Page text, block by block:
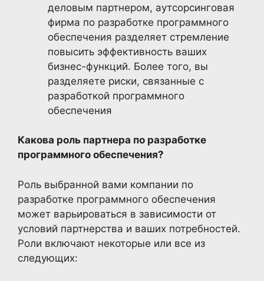
деловым партнером, аутсорсинговая
фирма по разработке программного
обеспечения разделяет стремление
повысить эффективность ваших
бизнес-функций. Более того, вы
разделяете риски, связанные с
разработкой программного
обеспечения
Какова роль партнера по разработке
программного обеспечения?
Роль выбранной вами компании по
разработке программного обеспечения
может варьироваться в зависимости от
условий партнерства и ваших потребностей.
Роли включают некоторые или все из
следующих: